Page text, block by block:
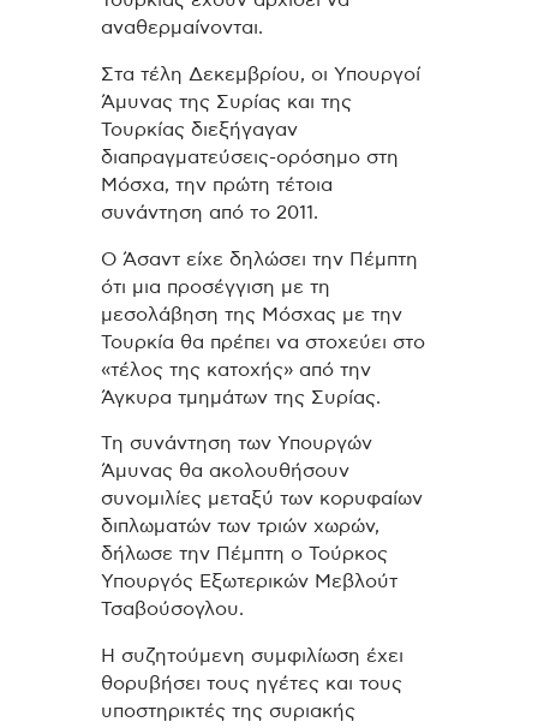
αναθερμαίνονται.
Στα τέλη Δεκεμβρίου, οι Υπουργοί
Άμυνας της Συρίας και της
Τουρκίας διεξήγαγαν
διαπραγματεύσεις-ορόσημο στη
Μόσχα, την πρώτη τέτοια
συνάντηση από το 2011.
Ο Άσαντ είχε δηλώσει την Πέμπτη
ότι μια προσέγγιση με τη
μεσολάβηση της Μόσχας με την
Τουρκία θα πρέπει να στοχεύει στο
«τέλος της κατοχής» από την
Άγκυρα τμημάτων της Συρίας.
Τη συνάντηση των Υπουργών
Άμυνας θα ακολουθήσουν
συνομιλίες μεταξύ των κορυφαίων
διπλωματών των τριών χωρών,
δήλωσε την Πέμπτη ο Τούρκος
Υπουργός Εξωτερικών Μεβλούτ
Τσαβούσογλου.
Η συζητούμενη συμφιλίωση έχει
θορυβήσει τους ηγέτες και τους
υποστηρικτές της συριακής